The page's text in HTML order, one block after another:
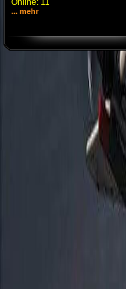
Online: 11
... mehr